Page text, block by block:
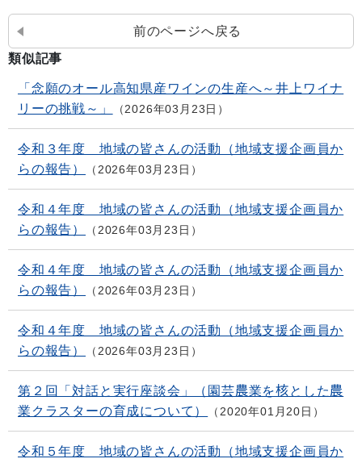
前のページへ戻る
類似記事
「念願のオール高知県産ワインの生産へ～井上ワイナ
リーの挑戦～」
2026年03月23日
令和３年度 地域の皆さんの活動（地域支援企画員か
らの報告）
2026年03月23日
令和４年度 地域の皆さんの活動（地域支援企画員か
らの報告）
2026年03月23日
令和４年度 地域の皆さんの活動（地域支援企画員か
らの報告）
2026年03月23日
令和４年度 地域の皆さんの活動（地域支援企画員か
らの報告）
2026年03月23日
第２回「対話と実行座談会」（園芸農業を核とした農
業クラスターの育成について）
2020年01月20日
令和５年度 地域の皆さんの活動（地域支援企画員か